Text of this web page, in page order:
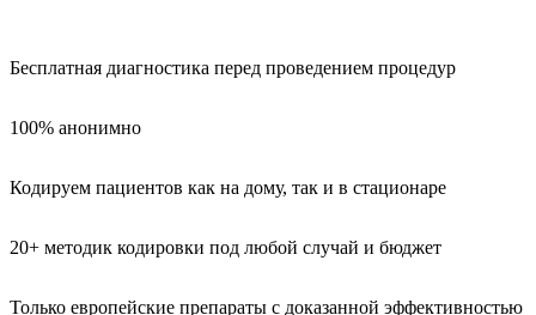
Бесплатная диагностика перед проведением процедур
100% анонимно
Кодируем пациентов как на дому, так и в стационаре
20+ методик кодировки под любой случай и бюджет
Только европейские препараты с доказанной эффективностью